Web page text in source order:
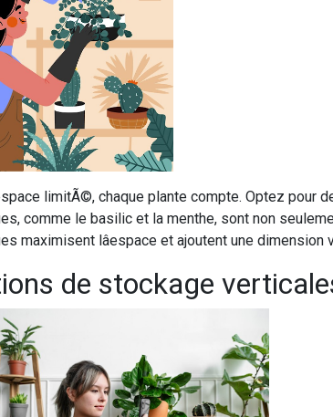
limitÃ©, chaque plante compte. Optez pour
comme le basilic et la menthe, sont non
maximisent lâespace et ajoutent une dimension
de stockage